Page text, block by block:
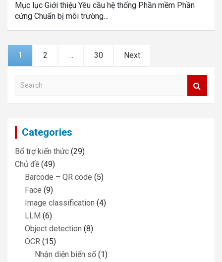
Mục lục Giới thiệu Yêu cầu hệ thống Phần mềm Phần
cứng Chuẩn bị môi trường…
Posts
navigation
1 2 … 30 Next
a
c
Categories
Bổ trợ kiến thức (29)
Chủ đề (49)
Barcode – QR code (5)
Face (9)
Image classification (4)
LLM (6)
Object detection (8)
OCR (15)
Nhận diện biển số (1)